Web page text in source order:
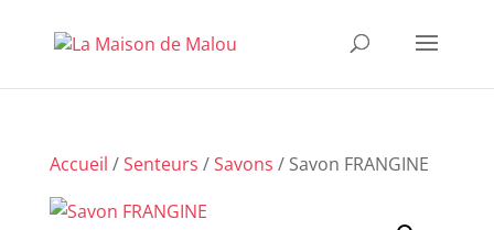
Accueil /Senteurs /Savons / Savon FRANGINE